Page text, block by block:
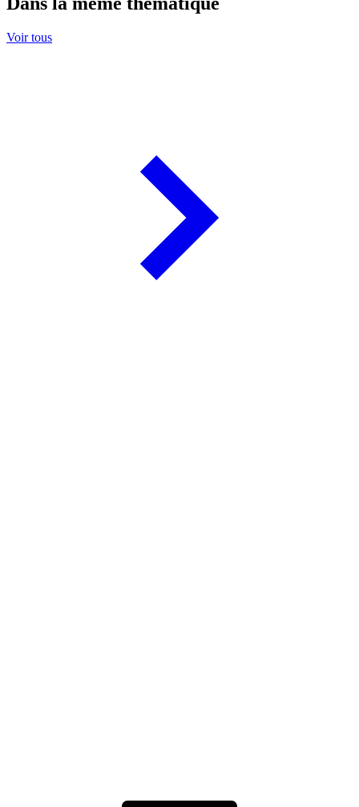
Voir tous